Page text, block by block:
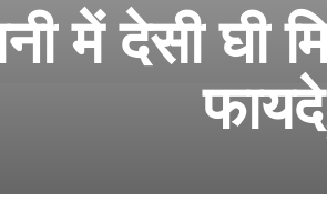
में देसी घी